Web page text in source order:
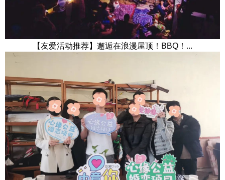
【友爱活动推荐】邂逅在浪漫屋顶！BBQ！...